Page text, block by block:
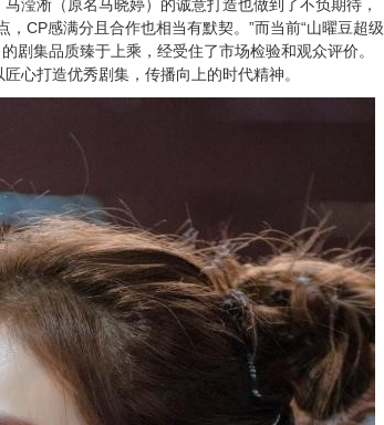
滢淅（原名马晓婷）的诚意打造也做到了不负期待，
CP感满分且合作也相当有默契。”而当前“山曜豆超级
剧集品质臻于上乘，经受住了市场检验和观众评价。
心打造优秀剧集，传播向上的时代精神。